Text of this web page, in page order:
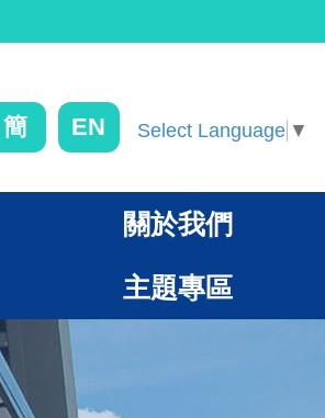
簡 EN Select Language ▼
關於我們
主題專區